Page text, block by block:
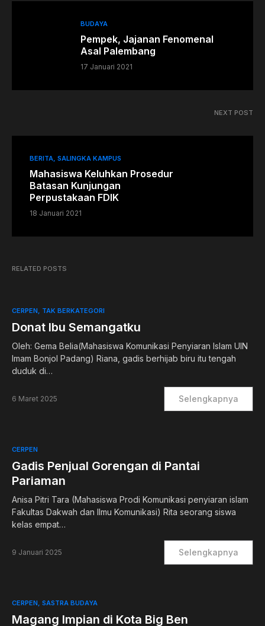
BUDAYA
Pempek, Jajanan Fenomenal
Asal Palembang
17 Januari 2021
NEXT POST
BERITA SALINGKA KAMPUS
Mahasiswa Keluhkan Prosedur
Batasan Kunjungan
Perpustakaan FDIK
18 Januari 2021
RELATED POSTS
CERPEN TAK BERKATEGORI
Donat Ibu Semangatku
Oleh: Gema Belia(Mahasiswa Komunikasi Penyiaran Islam UIN
Imam Bonjol Padang) Riana, gadis berhijab biru itu tengah
duduk di…
6 Maret 2025 Selengkapnya
CERPEN
Gadis Penjual Gorengan di Pantai
Pariaman
Anisa Pitri Tara (Mahasiswa Prodi Komunikasi penyiaran islam
Fakultas Dakwah dan Ilmu Komunikasi) Rita seorang siswa
kelas empat…
9 Januari 2025 Selengkapnya
CERPEN SASTRA BUDAYA
Magang Impian di Kota Big Ben